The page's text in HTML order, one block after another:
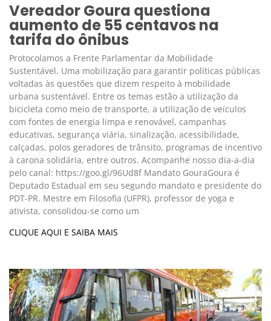
Vereador Goura questiona
aumento de 55 centavos na
tarifa do ônibus
Protocolamos a Frente Parlamentar da Mobilidade
Sustentável. Uma mobilização para garantir políticas públicas
voltadas às questões que dizem respeito à mobilidade
urbana sustentável. Entre os temas estão a utilização da
bicicleta como meio de transporte, a utilização de veículos
com fontes de energia limpa e renovável, campanhas
educativas, segurança viária, sinalização, acessibilidade,
calçadas, polos geradores de trânsito, programas de incentivo
à carona solidária, entre outros. Acompanhe nosso dia-a-dia
pelo canal: https://goo.gl/96Ud8f Mandato GouraGoura é
Deputado Estadual em seu segundo mandato e presidente do
PDT-PR. Mestre em Filosofia (UFPR), professor de yoga e
ativista, consolidou-se como um
CLIQUE AQUI E SAIBA MAIS